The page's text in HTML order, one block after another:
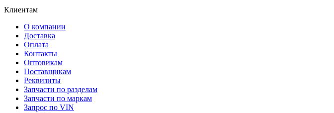
Клиентам
О компании
Доставка
Оплата
Контакты
Оптовикам
Поставщикам
Реквизиты
Запчасти по разделам
Запчасти по маркам
Запрос по VIN